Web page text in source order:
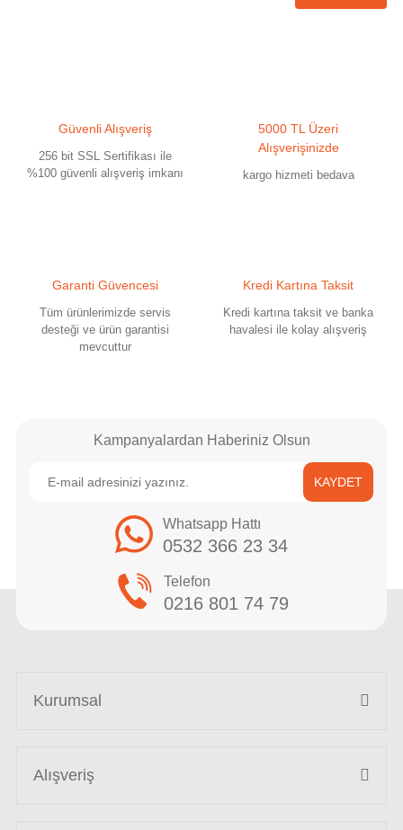
Güvenli Alışveriş
256 bit SSL Sertifikası ile
%100 güvenli alışveriş imkanı
5000 TL Üzeri
Alışverişinizde
kargo hizmeti bedava
Garanti Güvencesi
Tüm ürünlerimizde servis
desteği ve ürün garantisi
mevcuttur
Kredi Kartına Taksit
Kredi kartına taksit ve banka
havalesi ile kolay alışveriş
Kampanyalardan Haberiniz Olsun
KAYDET
Whatsapp Hattı
0532 366 23 34
Telefon
0216 801 74 79
Kurumsal
Alışveriş